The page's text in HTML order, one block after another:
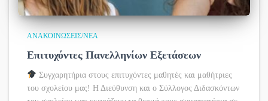
ΑΝΑΚΟΙΝΏΣΕΙΣ/ΝΈΑ
Επιτυχόντες Πανελληνίων Εξετάσεων
Συγχαρητήρια στους επιτυχόντες μαθητές και μαθήτριες
του σχολείου μας! Η Διεύθυνση και ο Σύλλογος Διδασκόντων